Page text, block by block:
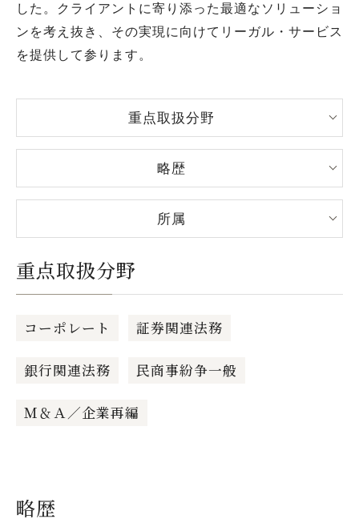
した。クライアントに寄り添った最適なソリューショ
ンを考え抜き、その実現に向けてリーガル・サービス
を提供して参ります。
重点取扱分野
略歴
所属
重点取扱分野
コーポレート 証券関連法務
銀行関連法務 民商事紛争一般
Ｍ＆Ａ／企業再編
略歴